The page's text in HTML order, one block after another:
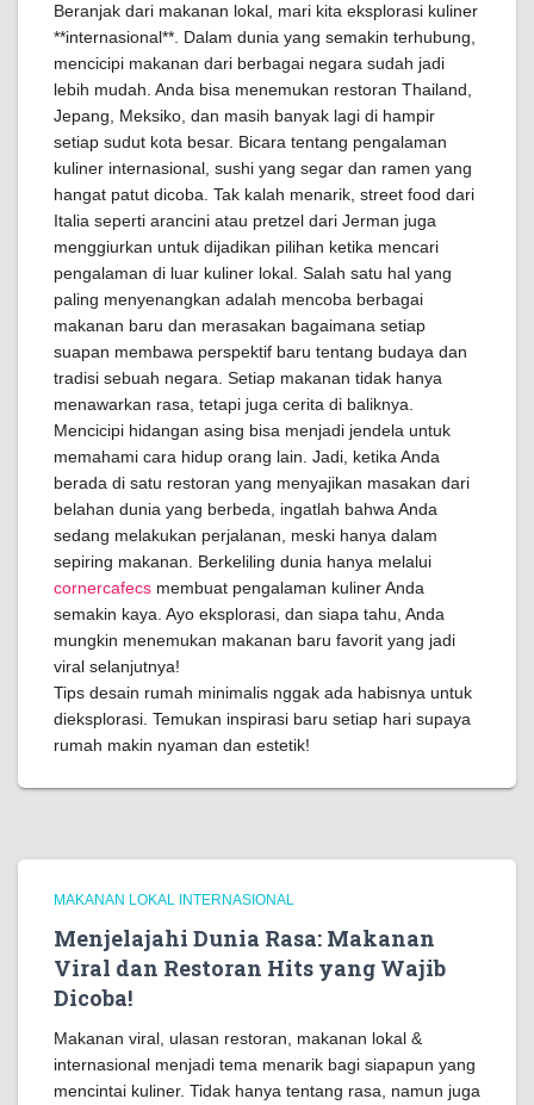
Beranjak dari makanan lokal, mari kita eksplorasi kuliner
**internasional**. Dalam dunia yang semakin terhubung,
mencicipi makanan dari berbagai negara sudah jadi
lebih mudah. Anda bisa menemukan restoran Thailand,
Jepang, Meksiko, dan masih banyak lagi di hampir
setiap sudut kota besar. Bicara tentang pengalaman
kuliner internasional, sushi yang segar dan ramen yang
hangat patut dicoba. Tak kalah menarik, street food dari
Italia seperti arancini atau pretzel dari Jerman juga
menggiurkan untuk dijadikan pilihan ketika mencari
pengalaman di luar kuliner lokal. Salah satu hal yang
paling menyenangkan adalah mencoba berbagai
makanan baru dan merasakan bagaimana setiap
suapan membawa perspektif baru tentang budaya dan
tradisi sebuah negara. Setiap makanan tidak hanya
menawarkan rasa, tetapi juga cerita di baliknya.
Mencicipi hidangan asing bisa menjadi jendela untuk
memahami cara hidup orang lain. Jadi, ketika Anda
berada di satu restoran yang menyajikan masakan dari
belahan dunia yang berbeda, ingatlah bahwa Anda
sedang melakukan perjalanan, meski hanya dalam
sepiring makanan. Berkeliling dunia hanya melalui
cornercafecs membuat pengalaman kuliner Anda
semakin kaya. Ayo eksplorasi, dan siapa tahu, Anda
mungkin menemukan makanan baru favorit yang jadi
viral selanjutnya!
Tips desain rumah minimalis nggak ada habisnya untuk
dieksplorasi. Temukan inspirasi baru setiap hari supaya
rumah makin nyaman dan estetik!
MAKANAN LOKAL INTERNASIONAL
Menjelajahi Dunia Rasa: Makanan
Viral dan Restoran Hits yang Wajib
Dicoba!
Makanan viral, ulasan restoran, makanan lokal &
internasional menjadi tema menarik bagi siapapun yang
mencintai kuliner. Tidak hanya tentang rasa, namun juga